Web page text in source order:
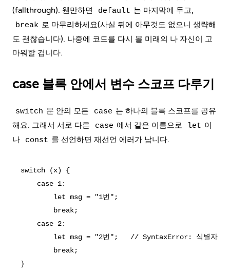
(fallthrough). 웬만하면
default 는 마지막에 두고,
break 로 마무리하세요(사실 뒤에 아무것도 없으니 생략해
도 괜찮습니다). 나중에 코드를 다시 볼 미래의 나 자신이 고
마워할 겁니다.
case 블록 안에서 변수 스코프 다루기
switch 문 안의 모든 case 는 하나의 블록 스코프를 공유
해요. 그래서 서로 다른
case 에서 같은 이름으로 let 이
나
const 를 선언하면 재선언 에러가 납니다.
switch (x) {
    case 1:
        let msg = "1번";
        break;
    case 2:
let msg = "2번";   // SyntaxError: 식별자
        break;